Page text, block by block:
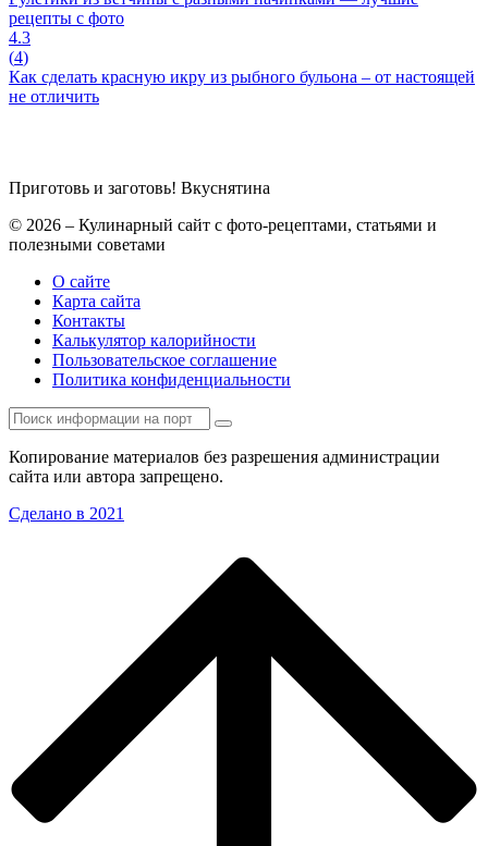
рецепты с фото
4.3
(4)
Как сделать красную икру из рыбного бульона – от настоящей
не отличить
Приготовь и заготовь! Вкуснятина
© 2026 – Кулинарный сайт с фото-рецептами, статьями и
полезными советами
О сайте
Карта сайта
Контакты
Калькулятор калорийности
Пользовательское соглашение
Политика конфиденциальности
Копирование материалов без разрешения администрации
сайта или автора запрещено.
Сделано в 2021